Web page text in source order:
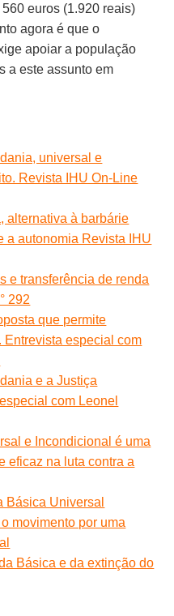
euros (1.920 reais)
agora é que o
apoiar a população
a este assunto em
universal e
Revista IHU On-Line
alternativa à barbárie
a autonomia Revista IHU
e transferência de renda
292
que permite
Entrevista especial com
e a Justiça
com Leonel
e Incondicional é uma
eficaz na luta contra a
Básica Universal
movimento por uma
Básica e da extinção do